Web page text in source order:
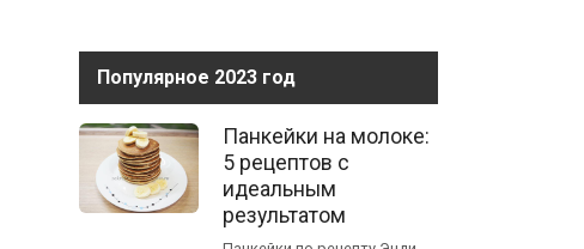
Популярное 2023 год
Панкейки на молоке:
5 рецептов с
идеальным
результатом